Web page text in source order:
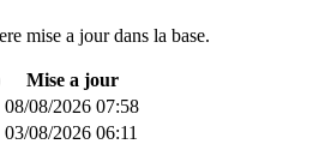
mise a jour dans la base.
Mise a jour
08/08/2026 07:58
03/08/2026 06:11